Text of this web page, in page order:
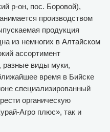
р-он, пос. Боровой),
производством
продукция
из немногих в Алтайском
ассортимент
разные виды муки,
время в Бийске
специализированный
органическую
Агро плюс», так и